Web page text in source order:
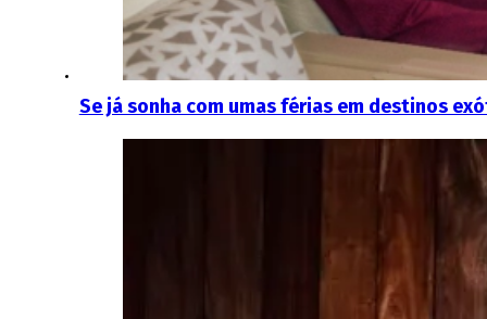
Se já sonha com umas férias em destinos